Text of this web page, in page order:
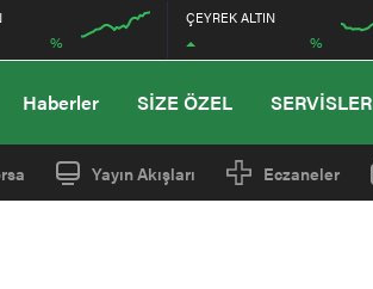
%
ÇEYREK ALTIN
%
Haberler SİZE ÖZEL SERVİSLER
Yayın Akışları Eczaneler